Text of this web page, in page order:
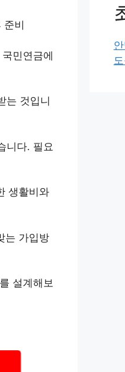
준비
민연금에
는 것입니
니다. 필요
생활비와
는 가입방
설계해보